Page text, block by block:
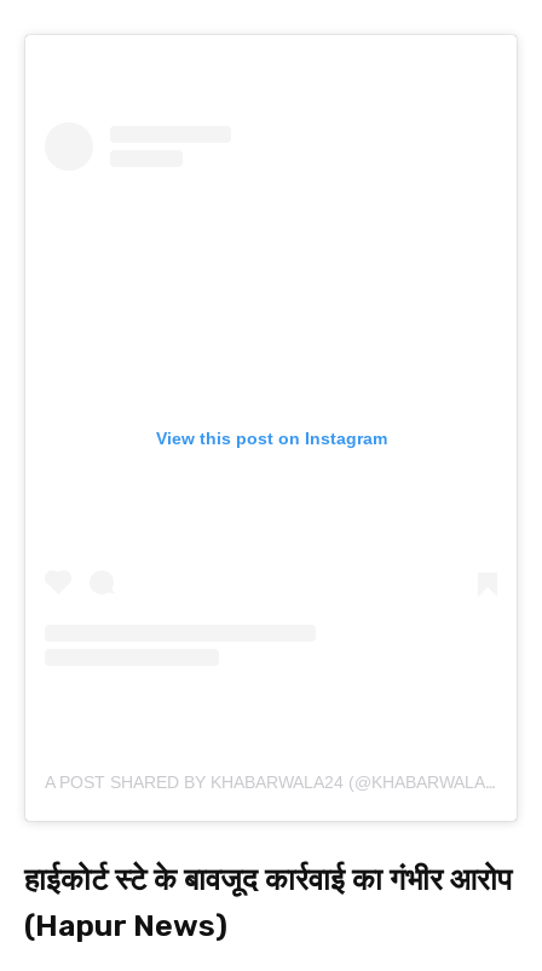
View this post on Instagram
A POST SHARED BY KHABARWALA24 (@KHABARWALA24)
हाईकोर्ट स्टे के बावजूद कार्रवाई का गंभीर आरोप
(Hapur News)